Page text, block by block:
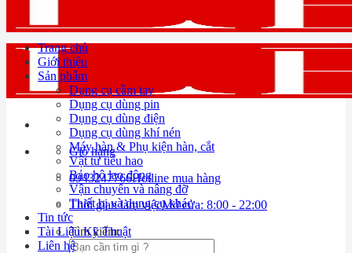
Giỏ hàng
0943247766Hotline mua hàng
Thời gian làm việcMở cửa: 8:00 - 22:00
Tìm kiếm:
Trang chủ
Giới thiệu
Sản phẩm
Dụng cụ cầm tay
Dụng cụ dùng pin
Dụng cụ dùng điện
Dụng cụ dùng khí nén
Máy hàn & Phụ kiện hàn, cắt
Vật tư tiêu hao
Bảo hộ lao động
Vận chuyển và nâng đỡ
Thiết bị và dụng cụ khác
Tin tức
Tài Liệu Kỹ Thuật
Liên hệ